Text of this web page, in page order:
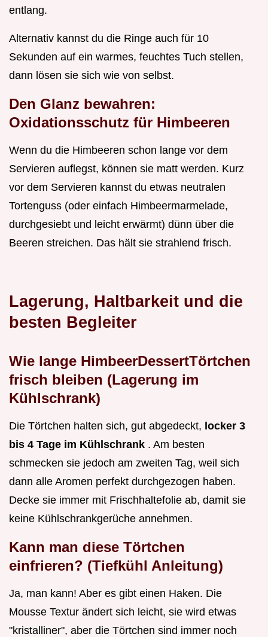
entlang.
Alternativ kannst du die Ringe auch für 10
Sekunden auf ein warmes, feuchtes Tuch stellen,
dann lösen sie sich wie von selbst.
Den Glanz bewahren:
Oxidationsschutz für Himbeeren
Wenn du die Himbeeren schon lange vor dem
Servieren auflegst, können sie matt werden. Kurz
vor dem Servieren kannst du etwas neutralen
Tortenguss (oder einfach Himbeermarmelade,
durchgesiebt und leicht erwärmt) dünn über die
Beeren streichen. Das hält sie strahlend frisch.
Lagerung, Haltbarkeit und die
besten Begleiter
Wie lange HimbeerDessertTörtchen
frisch bleiben (Lagerung im
Kühlschrank)
Die Törtchen halten sich, gut abgedeckt, locker 3
bis 4 Tage im Kühlschrank . Am besten
schmecken sie jedoch am zweiten Tag, weil sich
dann alle Aromen perfekt durchgezogen haben.
Decke sie immer mit Frischhaltefolie ab, damit sie
keine Kühlschrankgerüche annehmen.
Kann man diese Törtchen
einfrieren? (Tiefkühl Anleitung)
Ja, man kann! Aber es gibt einen Haken. Die
Mousse Textur ändert sich leicht, sie wird etwas
"kristalliner", aber die Törtchen sind immer noch